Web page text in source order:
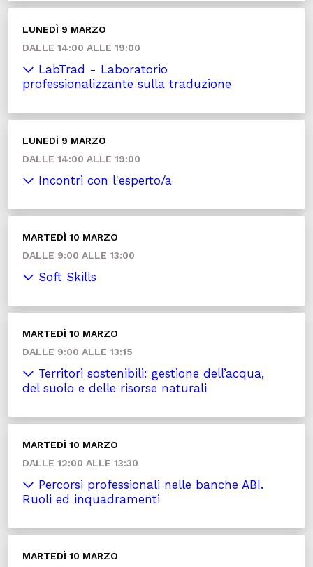
LUNEDÌ 9 MARZO
DALLE 14:00 ALLE 19:00
LabTrad - Laboratorio
professionalizzante sulla traduzione
LUNEDÌ 9 MARZO
DALLE 14:00 ALLE 19:00
Incontri con l'esperto/a
MARTEDÌ 10 MARZO
DALLE 9:00 ALLE 13:00
Soft Skills
MARTEDÌ 10 MARZO
DALLE 9:00 ALLE 13:15
Territori sostenibili: gestione dell’acqua,
del suolo e delle risorse naturali
MARTEDÌ 10 MARZO
DALLE 12:00 ALLE 13:30
Percorsi professionali nelle banche ABI.
Ruoli ed inquadramenti
MARTEDÌ 10 MARZO